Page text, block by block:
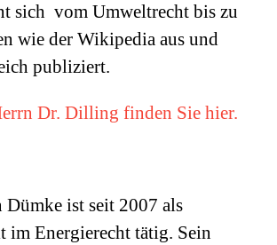
sich vom Umweltrecht bis zu
wie der Wikipedia aus und
publiziert.
Dr. Dilling finden Sie hier.
ist seit 2007 als
im Energierecht tätig. Sein